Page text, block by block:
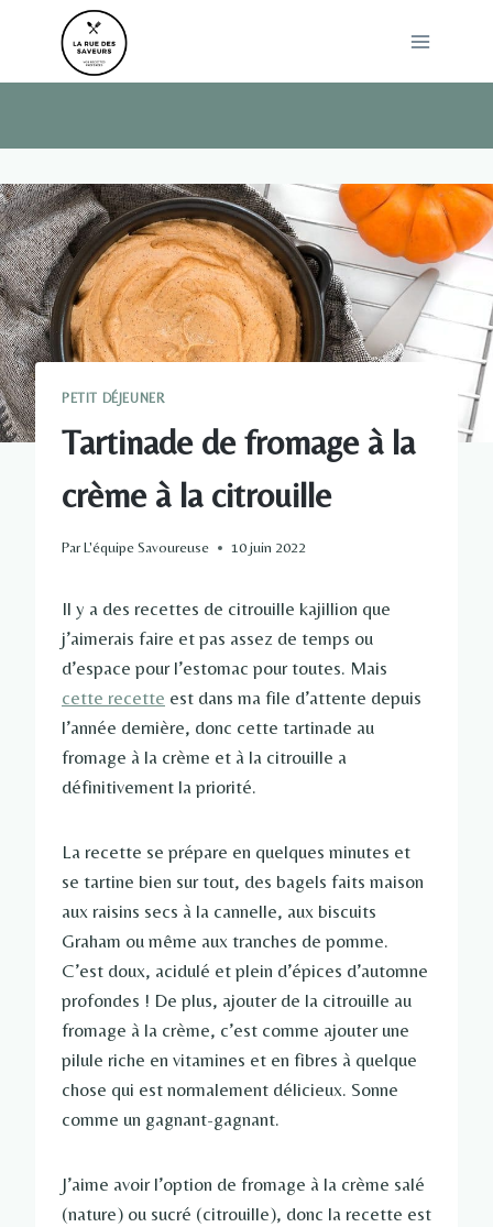
PETIT DÉJEUNER
Tartinade de fromage à la
crème à la citrouille
ParL'équipe Savoureuse 10 juin 2022
Il y a des recettes de citrouille kajillion que
j’aimerais faire et pas assez de temps ou
d’espace pour l’estomac pour toutes. Mais
cette recette est dans ma file d’attente depuis
l’année dernière, donc cette tartinade au
fromage à la crème et à la citrouille a
définitivement la priorité.
La recette se prépare en quelques minutes et
se tartine bien sur tout, des bagels faits maison
aux raisins secs à la cannelle, aux biscuits
Graham ou même aux tranches de pomme.
C’est doux, acidulé et plein d’épices d’automne
profondes ! De plus, ajouter de la citrouille au
fromage à la crème, c’est comme ajouter une
pilule riche en vitamines et en fibres à quelque
chose qui est normalement délicieux. Sonne
comme un gagnant-gagnant.
J’aime avoir l’option de fromage à la crème salé
(nature) ou sucré (citrouille), donc la recette est